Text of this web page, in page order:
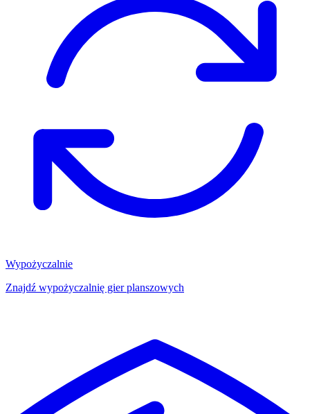
Wypożyczalnie
Znajdź wypożyczalnię gier planszowych